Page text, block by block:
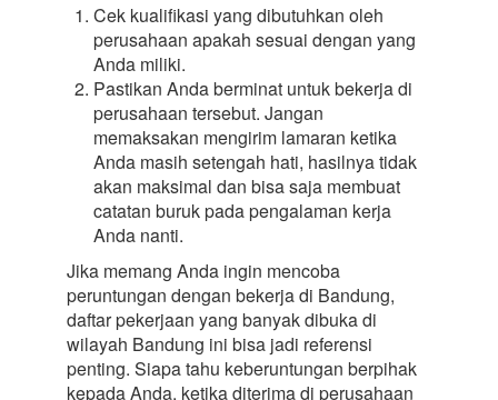
Cek kualifikasi yang dibutuhkan oleh
perusahaan apakah sesuai dengan yang
Anda miliki.
Pastikan Anda berminat untuk bekerja di
perusahaan tersebut. Jangan
memaksakan mengirim lamaran ketika
Anda masih setengah hati, hasilnya tidak
akan maksimal dan bisa saja membuat
catatan buruk pada pengalaman kerja
Anda nanti.
Jika memang Anda ingin mencoba
peruntungan dengan bekerja di Bandung,
daftar pekerjaan yang banyak dibuka di
wilayah Bandung ini bisa jadi referensi
penting. Siapa tahu keberuntungan berpihak
kepada Anda, ketika diterima di perusahaan